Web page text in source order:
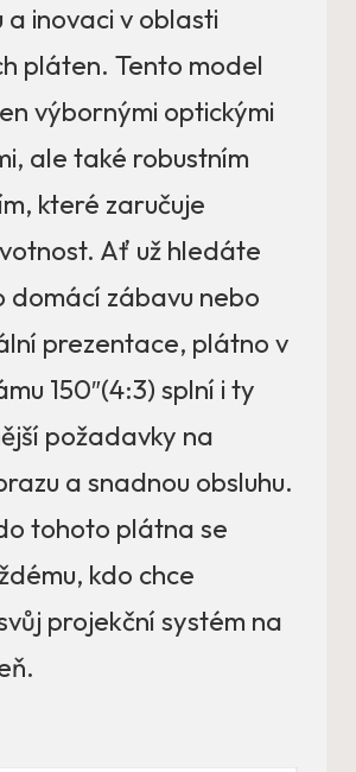
a inovaci v oblasti
pláten. Tento model
výbornými optickými
ale také robustním
které zaručuje
Ať už hledáte
domácí zábavu nebo
prezentace, plátno v
150″(4:3) splní i ty
požadavky na
a snadnou obsluhu.
tohoto plátna se
kdo chce
projekční systém na